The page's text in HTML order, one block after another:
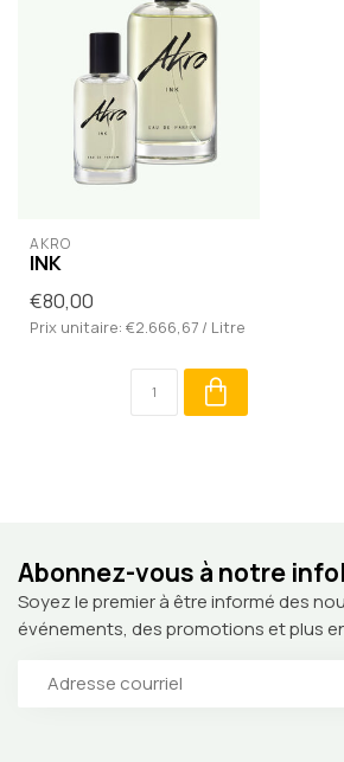
AKRO
INK
€80,00
Prix unitaire: €2.666,67 / Litre
Abonnez-vous à notre
Soyez le premier à être informé des
événements, des promotions et plus